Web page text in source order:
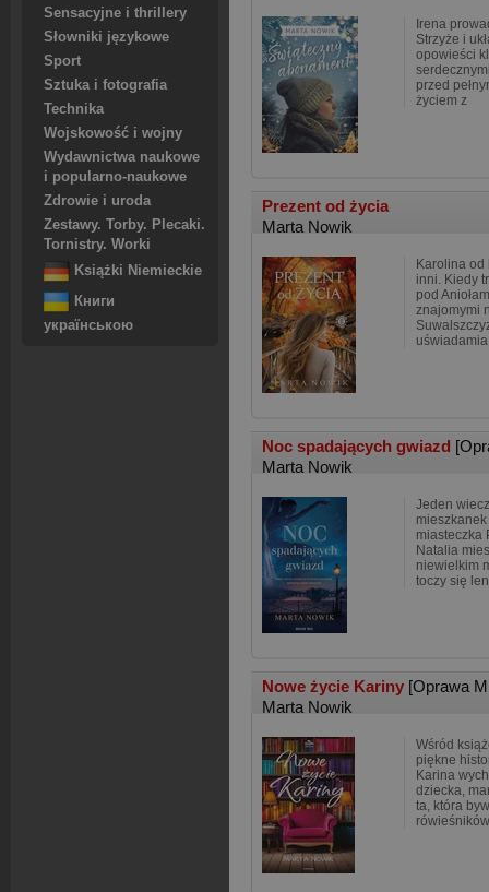
Sensacyjne i thrillery
Słowniki językowe
Sport
Sztuka i fotografia
Technika
Wojskowość i wojny
Wydawnictwa naukowe
i popularno-naukowe
Zdrowie i uroda
Zestawy. Torby. Plecaki.
Tornistry. Worki
Książki Niemieckie
Книги
українською
Irena
Strzyże i
opowieści
przed
życiem z
Prezent od życia
Marta Nowik
Karolina od
inni. Kiedy
pod
znajomymi
Noc spadających gwiazd
Marta Nowik
Jeden
miasteczka
Natalia
niewielkim
toczy się
Nowe życie Kariny [Oprawa
Marta Nowik
Wśród
piękne
Karina
dziecka,
ta, która